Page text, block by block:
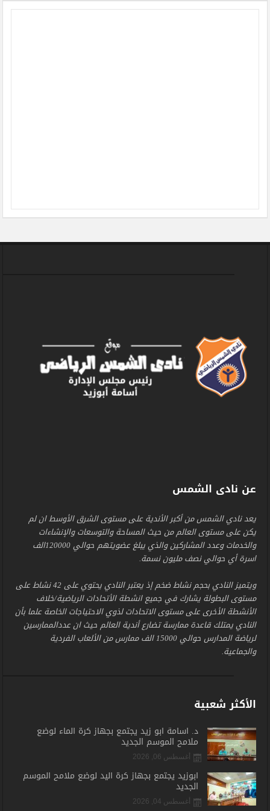
عن نادى الشمس
يعد نادي الشمس من أكبر الأندية على مستوى الشرق الأوسط ان لم
يكن على مستوى العالم من حيث المساحة والتوسعات والإنشاءات
والخدمات وعدد المشاركين والذي يبلغ عضويتهم حوالي 120000الف
اسرة أي حوالي نصف مليون نسمة.
ويتميز النادي بحجم نشاط ضخم إذ يعتبر النادي يحتوي على 42 نشاط على
مستوى البطولة يشارك في جميع انشطة الأتحادات الرياضية/خلاف
الأنشطة الأخرى على مستوى الاتحادات لذوي الاحتياجات الخاصة علما بأن
النادي يمتلك قاعدة ممارسة تضارع أندية العالم حيث ان عددالممارسين
لرياضة المدارس حوالي 15000 الف ممارس من الألعاب الفردية
والجماعية.
الأكثر شعبية
د. أسامة أبو زيد يجتمع بجهاز كرة الماء لوضع
ملامح الموسم الجديد
أغسطس 06, 2026
أبوزيد يجتمع بجهاز كرة اليد لوضع ملامح الموسم
الجديد
أغسطس 04, 2026